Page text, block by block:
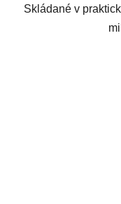
Skládané v